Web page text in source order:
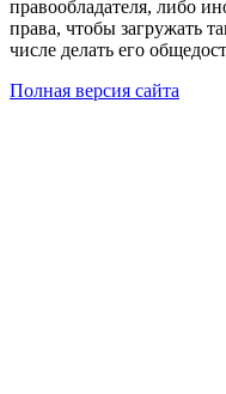
правообладателя, либо
права, чтобы загружать
числе делать его
Полная версия сайта